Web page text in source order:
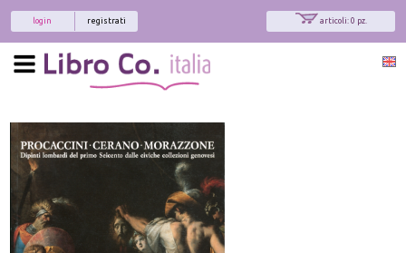
articoli: 0 pz.
registrati
login